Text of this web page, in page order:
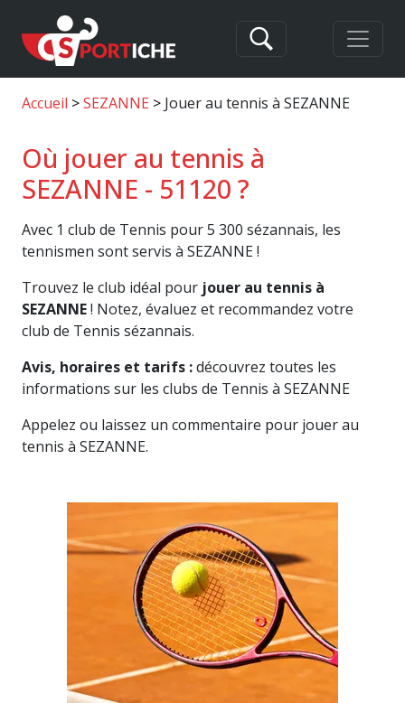
Accueil SEZANNE Jouer au tennis à SEZANNE
Où jouer au tennis à
SEZANNE - 51120 ?
Avec 1 club de Tennis pour 5 300 sézannais, les
tennismen sont servis à SEZANNE !
Trouvez le club idéal pour jouer au tennis à
SEZANNE! Notez, évaluez et recommandez votre
club de Tennis sézannais.
Avis, horaires et tarifs :découvrez toutes les
informations sur les clubs de Tennis à SEZANNE
Appelez ou laissez un commentaire pour jouer au
tennis à SEZANNE.